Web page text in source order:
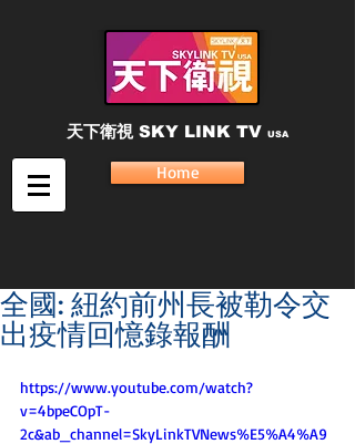
天下衛視 SKY LINK TV USA
Home
全國: 紐約前州長被勒令交
出疫情回憶錄報酬
https://www.youtube.com/watch?
v=4bpeCOpT-
2c&ab_channel=SkyLinkTVNews%E5%A4%A9